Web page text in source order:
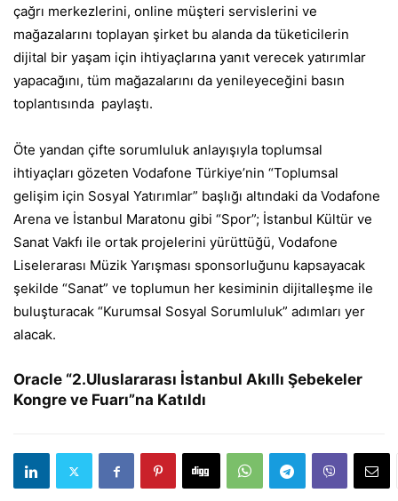
çağrı merkezlerini, online müşteri servislerini ve
mağazalarını toplayan şirket bu alanda da tüketicilerin
dijital bir yaşam için ihtiyaçlarına yanıt verecek yatırımlar
yapacağını, tüm mağazalarını da yenileyeceğini basın
toplantısında paylaştı.
Öte yandan çifte sorumluluk anlayışıyla toplumsal
ihtiyaçları gözeten Vodafone Türkiye’nin “Toplumsal
gelişim için Sosyal Yatırımlar” başlığı altındaki da Vodafone
Arena ve İstanbul Maratonu gibi “Spor”; İstanbul Kültür ve
Sanat Vakfı ile ortak projelerini yürüttüğü, Vodafone
Liselerarası Müzik Yarışması sponsorluğunu kapsayacak
şekilde “Sanat” ve toplumun her kesiminin dijitalleşme ile
buluşturacak “Kurumsal Sosyal Sorumluluk” adımları yer
alacak.
Oracle “2.Uluslararası İstanbul Akıllı Şebekeler
Kongre ve Fuarı”na Katıldı